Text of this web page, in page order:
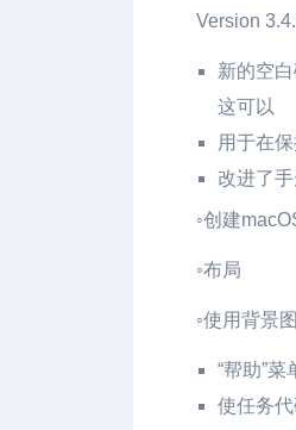
Version
新的空
这可以
用于在
改进了手
◦创建
◦布局
◦使用背景
“帮助”
使任务代